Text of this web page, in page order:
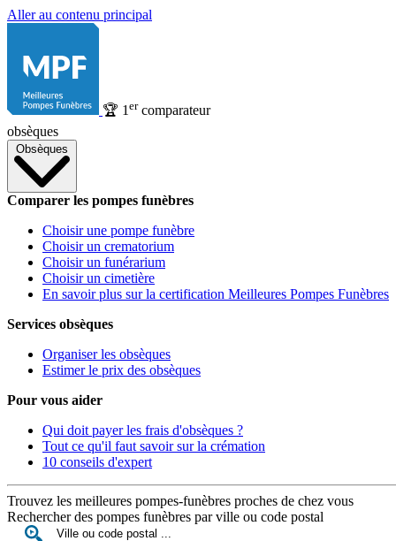
Aller au contenu principal
🏆 1 ercomparateur
obsèques
Obsèques
Comparer les pompes funèbres
Choisir une pompe funèbre
Choisir un crematorium
Choisir un funérarium
Choisir un cimetière
En savoir plus sur la certification Meilleures Pompes Funèbres
Services obsèques
Organiser les obsèques
Estimer le prix des obsèques
Pour vous aider
Qui doit payer les frais d'obsèques ?
Tout ce qu'il faut savoir sur la crémation
10 conseils d'expert
Trouvez les meilleures pompes-funèbres proches de chez vous
Rechercher des pompes funèbres par ville ou code postal